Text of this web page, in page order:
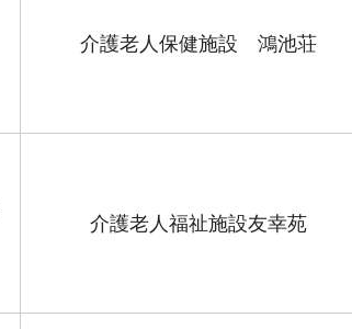
介護老人保健施設 鴻池荘
介護老人福祉施設友幸苑